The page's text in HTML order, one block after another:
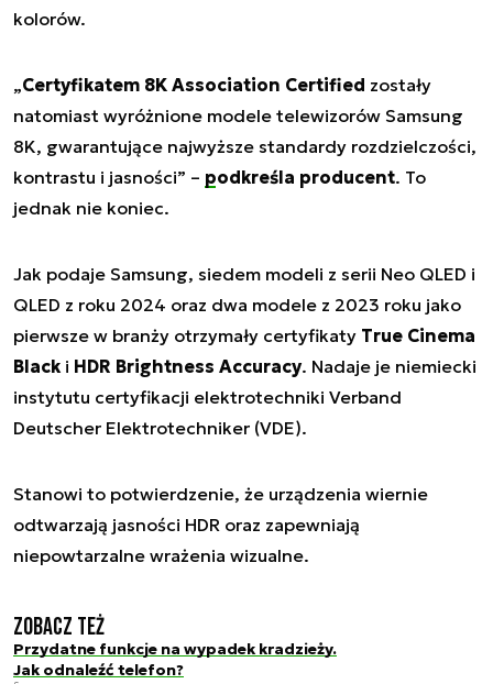
kolorów.
„Certyfikatem 8K Association Certified zostały
natomiast wyróżnione modele telewizorów Samsung
8K, gwarantujące najwyższe standardy rozdzielczości,
kontrastu i jasności” – podkreśla producent. To
jednak nie koniec.
Jak podaje Samsung, siedem modeli z serii Neo QLED i
QLED z roku 2024 oraz dwa modele z 2023 roku jako
pierwsze w branży otrzymały certyfikaty True Cinema
Black i HDR Brightness Accuracy. Nadaje je niemiecki
instytutu certyfikacji elektrotechniki Verband
Deutscher Elektrotechniker (VDE).
Stanowi to potwierdzenie, że urządzenia wiernie
odtwarzają jasności HDR oraz zapewniają
niepowtarzalne wrażenia wizualne.
Zobacz też
Przydatne funkcje na wypadek kradzieży.
Jak odnaleźć telefon?